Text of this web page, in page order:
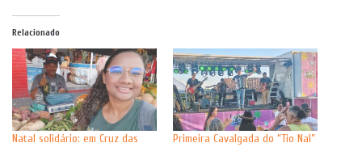
Relacionado
Natal solidário: em Cruz das
Primeira Cavalgada do “Tio Nal”